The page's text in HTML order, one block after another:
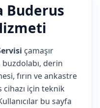
Buderus
çamaşır
derin
fırın ve ankastre
için teknik
bu sayfa